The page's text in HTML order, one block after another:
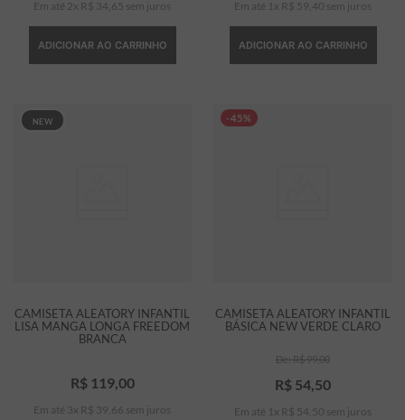
Em até 2 x R$ 34 65 sem juros
ADICIONAR AO CARRINHO
Em até 1 x R$ 59 40 sem juros
ADICIONAR AO CARRINHO
NEW
CAMISETA ALEATORY INFANTIL
LISA MANGA LONGA FREEDOM
BRANCA
R$ 119,00
Em até 3 x R$ 39 66 sem juros
-45%
CAMISETA ALEATORY INFANTIL
BÁSICA NEW VERDE CLARO
R$99,00
R$ 54,50
Em até 1 x R$ 54 50 sem juros